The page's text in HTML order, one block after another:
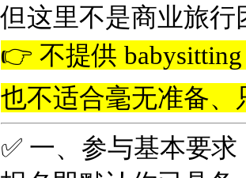
但这里不是商业旅行
👉 不提供
也不适合毫无准备
✅ 一、参与基本要求